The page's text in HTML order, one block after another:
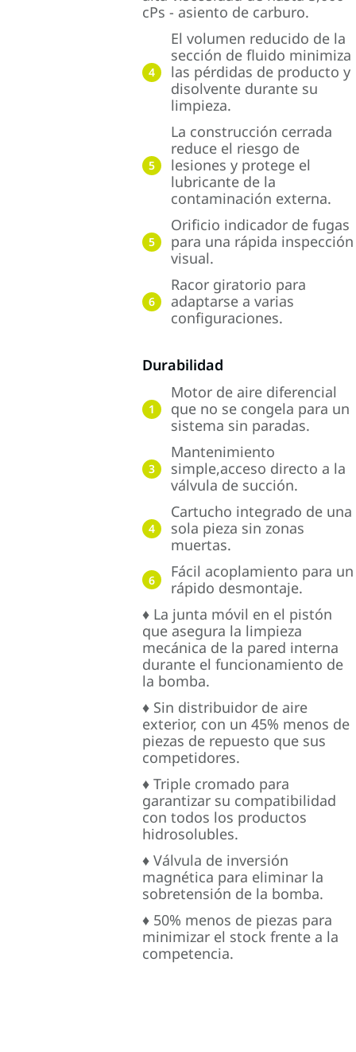
cPs - asiento de carburo.
4
El volumen reducido de la
sección de fluido minimiza
las pérdidas de producto y
disolvente durante su
limpieza.
5
La construcción cerrada
reduce el riesgo de
lesiones y protege el
lubricante de la
contaminación externa.
5
Orificio indicador de fugas
para una rápida inspección
visual.
6
Racor giratorio para
adaptarse a varias
configuraciones.
Durabilidad
1
Motor de aire diferencial
que no se congela para un
sistema sin paradas.
3
Mantenimiento
simple,acceso directo a la
válvula de succión.
4
Cartucho integrado de una
sola pieza sin zonas
muertas.
6
Fácil acoplamiento para un
rápido desmontaje.
♦ La junta móvil en el pistón
que asegura la limpieza
mecánica de la pared interna
durante el funcionamiento de
la bomba.
♦ Sin distribuidor de aire
exterior, con un 45% menos de
piezas de repuesto que sus
competidores.
♦ Triple cromado para
garantizar su compatibilidad
con todos los productos
hidrosolubles.
♦ Válvula de inversión
magnética para eliminar la
sobretensión de la bomba.
♦ 50% menos de piezas para
minimizar el stock frente a la
competencia.